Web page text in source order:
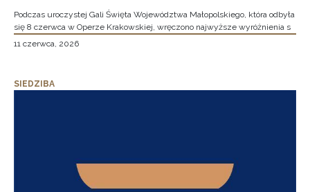
Podczas uroczystej Gali Święta Województwa Małopolskiego, która odbyła
się 8 czerwca w Operze Krakowskiej, wręczono najwyższe wyróżnienia s
11 czerwca, 2026
SIEDZIBA